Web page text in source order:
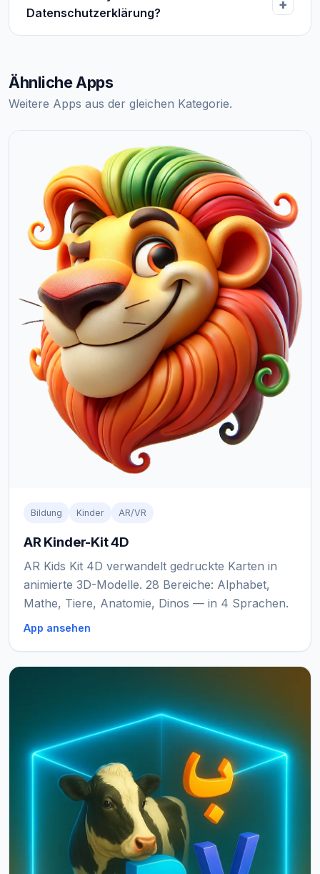
Datenschutzerklärung?
Ähnliche Apps
Weitere Apps aus der gleichen Kategorie.
Bildung Kinder AR/VR
AR Kinder-Kit 4D
AR Kids Kit 4D verwandelt gedruckte Karten in
animierte 3D-Modelle. 28 Bereiche: Alphabet,
Mathe, Tiere, Anatomie, Dinos — in 4 Sprachen.
App ansehen